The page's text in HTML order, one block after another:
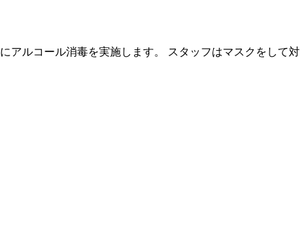
アルコール消毒を実施します。 スタッフはマスクをして対